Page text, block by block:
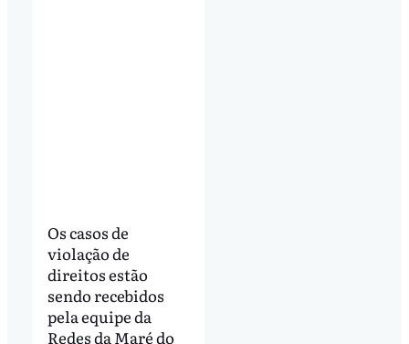
Os casos de
violação de
direitos estão
sendo recebidos
pela equipe da
Redes da Maré do